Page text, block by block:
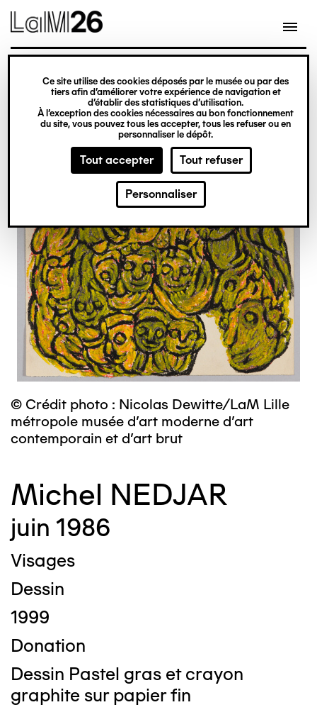
Gestion des cookies
Ce site utilise des cookies déposés par le musée ou par des
tiers afin d’améliorer votre expérience de navigation et
d’établir des statistiques d’utilisation.
À l’exception des cookies nécessaires au bon fonctionnement
du site, vous pouvez tous les accepter, tous les refuser ou en
personnaliser le dépôt.
Tout accepter Tout refuser
Personnaliser
contenu
© Crédit photo : Nicolas Dewitte/LaM Lille
métropole musée d’art moderne d’art
contemporain et d’art brut
Michel NEDJAR
juin 1986
Visages
Dessin
1999
Donation
Dessin Pastel gras et crayon
graphite sur papier fin